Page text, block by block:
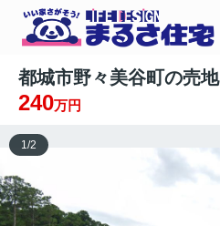
都城市野々美谷町の売地
240万円
1/2